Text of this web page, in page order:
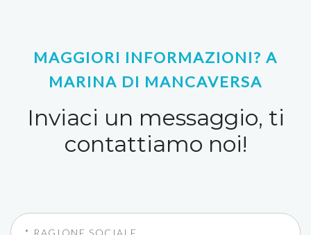
MAGGIORI INFORMAZIONI? A
MARINA DI MANCAVERSA
Inviaci un messaggio, ti
contattiamo noi!